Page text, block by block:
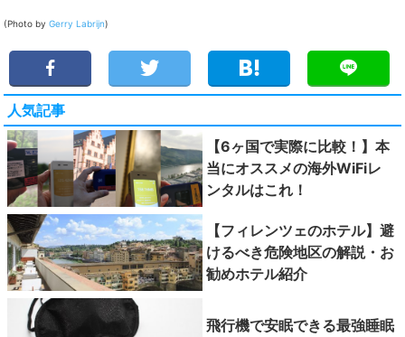
(Photo by Gerry Labrijn)
人気記事
【6ヶ国で実際に比較！】本
当にオススメの海外WiFiレ
ンタルはこれ！
【フィレンツェのホテル】避
けるべき危険地区の解説・お
勧めホテル紹介
飛行機で安眠できる最強睡眠